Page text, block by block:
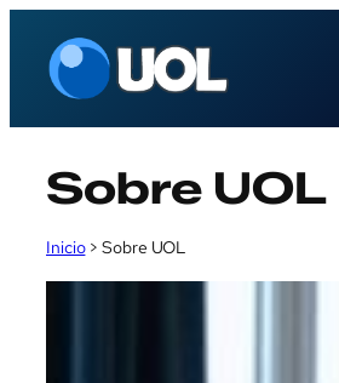
contenido
Sobre UOL
Inicio>Sobre UOL